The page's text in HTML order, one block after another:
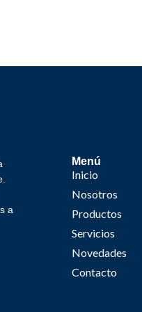
a
Menú
Inicio
Nosotros
Productos
Servicios
Novedades
Contacto